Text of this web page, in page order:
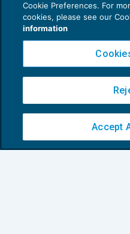
nome e per conto
diMarco Peirolo
Cookie Preferences. For
cookies, please see our
information
Accept